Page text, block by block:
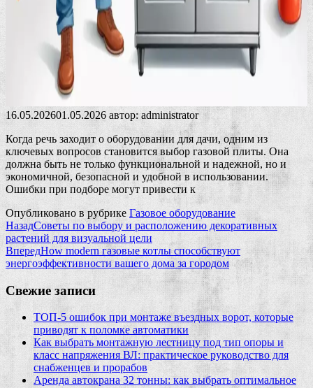
16.05.202601.05.2026 автор:administrator
Когда речь заходит о оборудовании для дачи, одним из
ключевых вопросов становится выбор газовой плиты. Она
должна быть не только функциональной и надежной, но и
экономичной, безопасной и удобной в использовании.
Ошибки при подборе могут привести к
Опубликовано в рубрике Газовое оборудование
НазадСоветы по выбору и расположению декоративных
растений для визуальной цели
ВпередHow modern газовые котлы способствуют
энергоэффективности вашего дома за городом
Свежие записи
ТОП-5 ошибок при монтаже въездных ворот, которые
приводят к поломке автоматики
Как выбрать монтажную лестницу под тип опоры и
класс напряжения ВЛ: практическое руководство для
снабженцев и прорабов
Аренда автокрана 32 тонны: как выбрать оптимальное